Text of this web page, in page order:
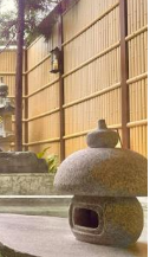
宿泊料金に含ま
小学生以下のお
イント3選」の